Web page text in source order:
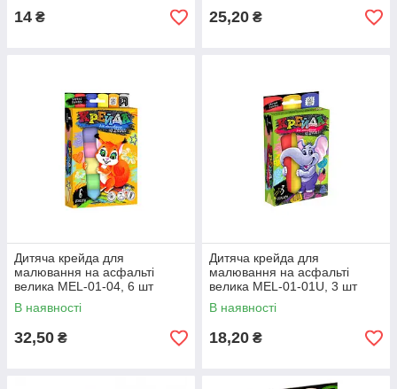
14 ₴ 25,20 ₴
Дитяча крейда для
малювання на асфальті
велика MEL-01-04, 6 шт
В наявності
32,50 ₴
Дитяча крейда для
малювання на асфальті
велика MEL-01-01U, 3 шт
В наявності
18,20 ₴